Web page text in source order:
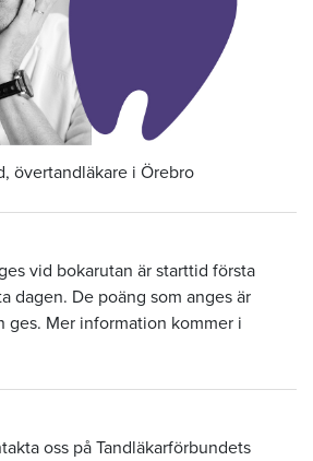
övertandläkare i Örebro
vid bokarutan är starttid första
dagen. De poäng som anges är
ges. Mer information kommer i
oss på Tandläkarförbundets